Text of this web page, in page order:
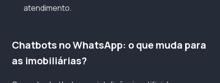
atendimento.
Chatbots no WhatsApp: o que muda para
as imobiliárias?